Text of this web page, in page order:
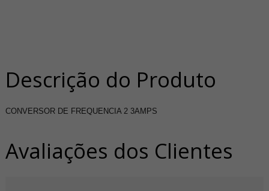
Descrição do Produto
CONVERSOR DE FREQUENCIA 2 3AMPS
Avaliações dos Clientes